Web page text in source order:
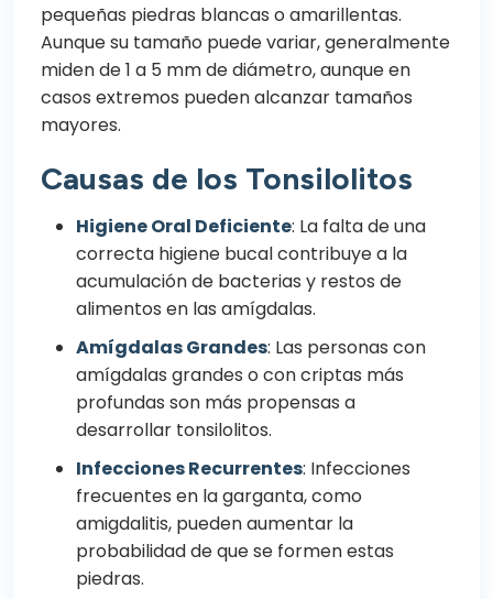
pequeñas piedras blancas o amarillentas.
Aunque su tamaño puede variar, generalmente
miden de 1 a 5 mm de diámetro, aunque en
casos extremos pueden alcanzar tamaños
mayores.
Causas de los Tonsilolitos
Higiene Oral Deficiente: La falta de una
correcta higiene bucal contribuye a la
acumulación de bacterias y restos de
alimentos en las amígdalas.
Amígdalas Grandes: Las personas con
amígdalas grandes o con criptas más
profundas son más propensas a
desarrollar tonsilolitos.
Infecciones Recurrentes: Infecciones
frecuentes en la garganta, como
amigdalitis, pueden aumentar la
probabilidad de que se formen estas
piedras.